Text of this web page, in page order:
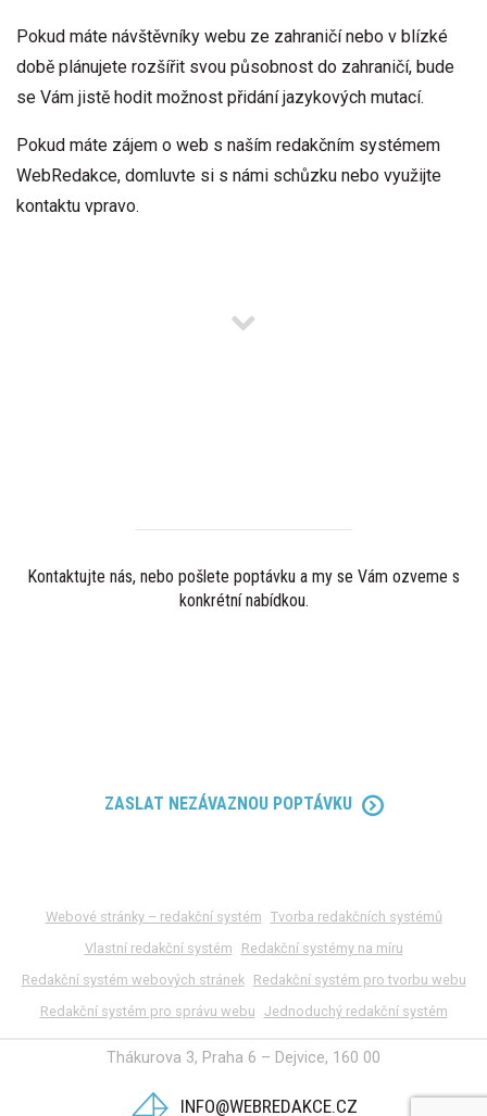
Pokud máte návštěvníky webu ze zahraničí nebo v blízké
době plánujete rozšířit svou působnost do zahraničí, bude
se Vám jistě hodit možnost přidání jazykových mutací.
Pokud máte zájem o web s naším redakčním systémem
WebRedakce, domluvte si s námi schůzku nebo využijte
kontaktu vpravo.
Kontaktujte nás, nebo pošlete poptávku a my se Vám ozveme s
konkrétní nabídkou.
ZASLAT NEZÁVAZNOU POPTÁVKU
Webové stránky – redakční systém Tvorba redakčních systémů
Vlastní redakční systém
Redakční systémy na míru
Redakční systém webových stránek
Redakční systém pro tvorbu webu
Redakční systém pro správu webu Jednoduchý redakční systém
Thákurova 3, Praha 6 – Dejvice, 160 00
INFO@WEBREDAKCE.CZ